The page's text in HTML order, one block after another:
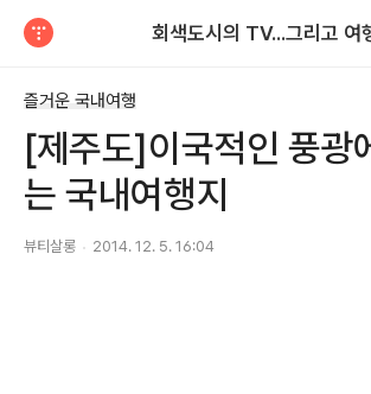
회색도시의 TV...그리고 여
즐거운 국내여행
[제주도]이국적인 풍광
는 국내여행지
뷰티살롱 2014. 12. 5. 16:04